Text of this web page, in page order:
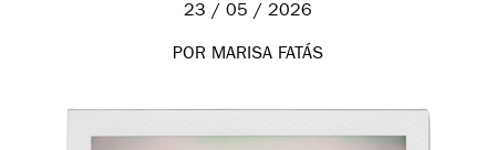
23 / 05 / 2026
POR MARISA FATÁS